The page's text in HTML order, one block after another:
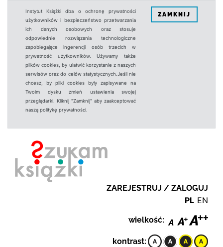
Instytut Książki dba o ochronę prywatności
użytkowników i bezpieczeństwo przetwarzania
ich danych osobowych oraz stosuje
odpowiednie rozwiązania technologiczne
zapobiegające ingerencji osób trzecich w
prywatność użytkowników. Używamy także
plików cookies, by ułatwić korzystanie z naszych
serwisów oraz do celów statystycznych.Jeśli nie
chcesz, by pliki cookies były zapisywane na
Twoim dysku zmień ustawienia swojej
przeglądarki. Kliknij "Zamknij" aby zaakceptować
naszą politykę prywatności.
ZAMKNIJ
ZAREJESTRUJ / ZALOGUJ
PL EN
wielkość:
kontrast: